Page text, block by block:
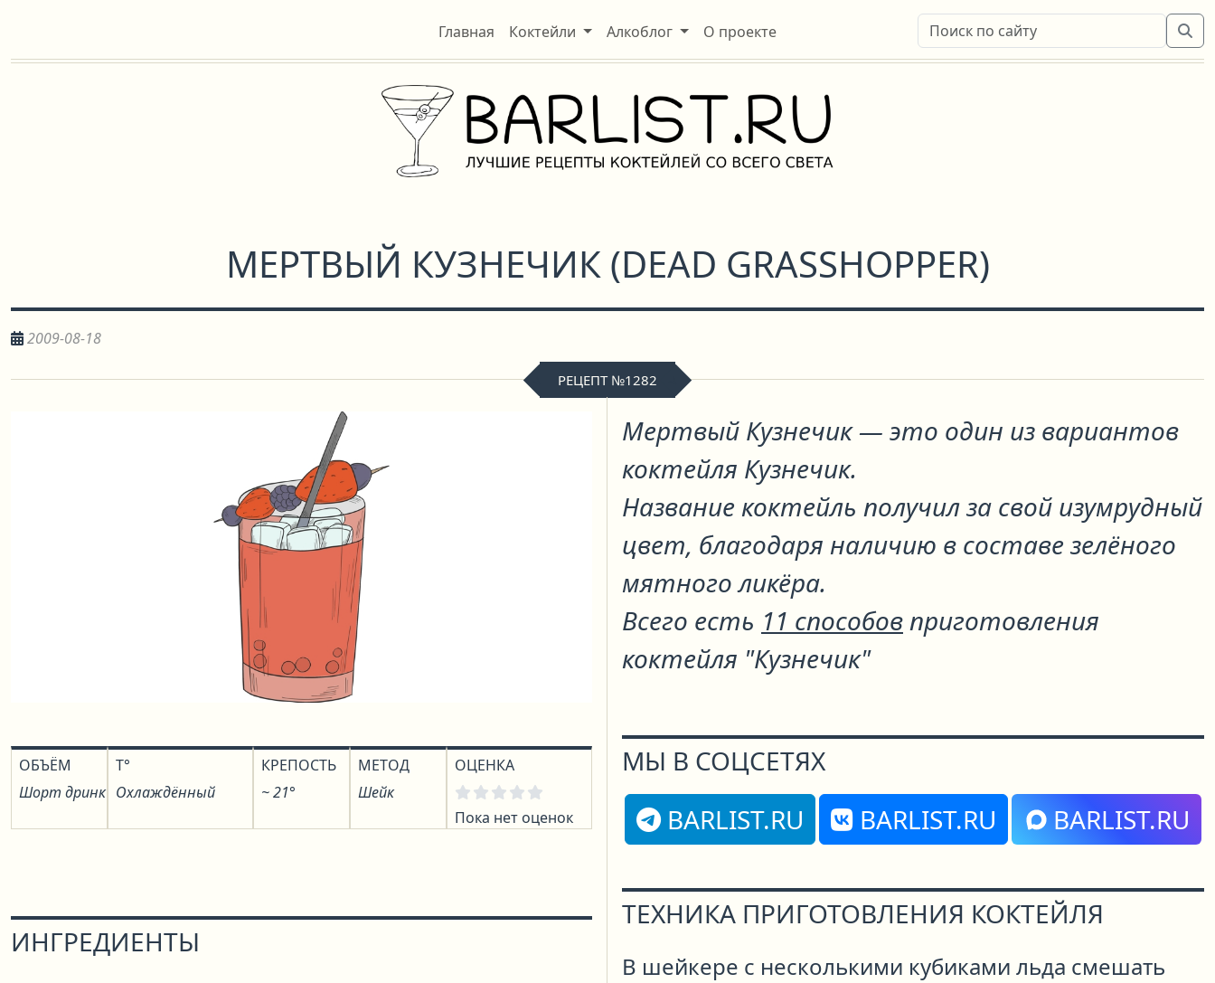
Главная Коктейли Алкоблог О проекте
МЕРТВЫЙ КУЗНЕЧИК(DEAD GRASSHOPPER)
2009-08-18
РЕЦЕПТ №1282
ОБЪЁМ
Шорт дринк
T°
Охлаждённый
КРЕПОСТЬ
~ 21°
МЕТОД
Шейк
ОЦЕНКА
Пока нет оценок
ИНГРЕДИЕНТЫ
Мертвый Кузнечик— это один из вариантов
коктейля Кузнечик.
Название коктейль получил за свой изумрудный
цвет, благодаря наличию в составе зелёного
мятного ликёра.
Всего есть 11 способовприготовления
коктейля "Кузнечик"
МЫ В СОЦСЕТЯХ
BARLIST.RU
BARLIST.RU BARLIST.RU
ТЕХНИКА ПРИГОТОВЛЕНИЯ КОКТЕЙЛЯ
В шейкере с несколькими кубиками льда смешать